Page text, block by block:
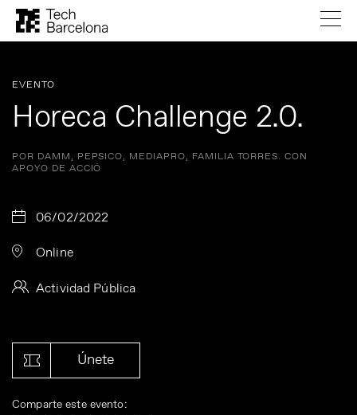
EVENTO
Horeca Challenge 2.0.
POR DAMM, PEPSICO, MEDIAPRO, FAMILIA TORRES. CON
APOYO DE ACCIÓ
06/02/2022
Online
Actividad Pública
Únete
Comparte este evento: